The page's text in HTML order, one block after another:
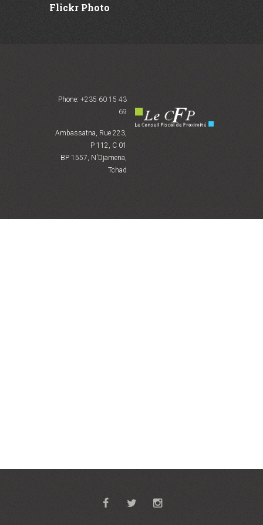
Flickr Photo
Phone: +235 60 15 43
69
Ambassatna, Rue 223,
P 112, C 01
BP 1557, N'Djamena,
Tchad